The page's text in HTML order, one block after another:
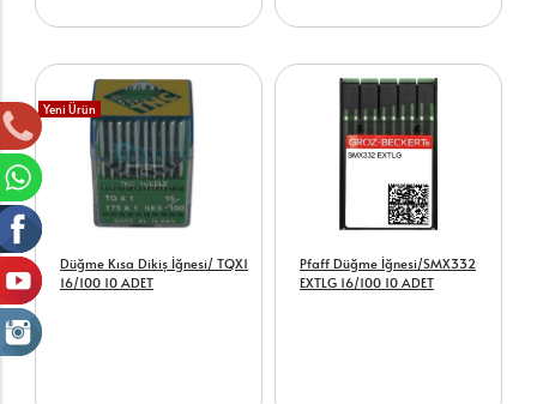
Yeni Ürün
Düğme Kısa Dikiş İğnesi/ TQX1
16/100 10 ADET
Pfaff Düğme İğnesi/SMX332
EXTLG 16/100 10 ADET